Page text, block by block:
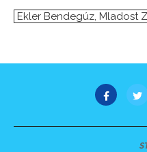
Ekler Bendegúz, Mladost